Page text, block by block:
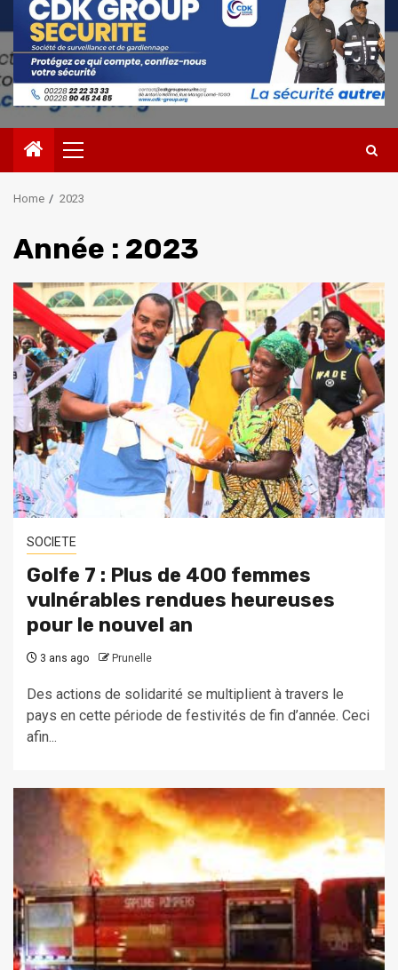
Primary
Menu
Home 2023
Année : 2023
SOCIETE
Golfe 7 : Plus de 400 femmes
vulnérables rendues heureuses
pour le nouvel an
3 ans ago Prunelle
Des actions de solidarité se multiplient à travers le
pays en cette période de festivités de fin d’année. Ceci
afin...